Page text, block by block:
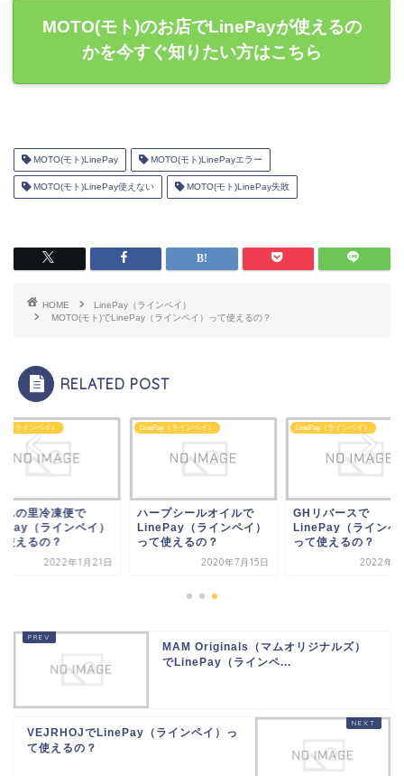
MOTO(モト)のお店でLinePayが使えるの
かを今すぐ知りたい方はこちら
MOTO(モト)LinePay MOTO(モト)LinePayエラー
MOTO(モト)LinePay使えない MOTO(モト)LinePay失敗
HOME
LinePay（ラインペイ）
MOTO(モト)でLinePay（ラインペイ）って使えるの？
RELATED POST
（ラインペイ）
プシールオイルで
（ラインペイ）
使えるの？
2020年7月15日
LinePay（ラインペイ）
GHリバースで
LinePay（ラインペイ）
って使えるの？
2022年7月2日
LinePay（ラインペイ）
ごはんの里冷凍便で
LinePay（ラインペ
って使えるの？
2022年1
MAM Originals（マムオリジナルズ）
でLinePay（ラインペ...
VEJRHOJでLinePay（ラインペイ）っ
て使えるの？